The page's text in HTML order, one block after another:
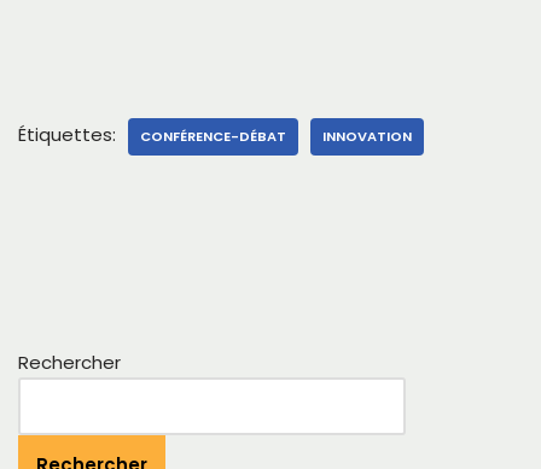
Étiquettes: CONFÉRENCE-DÉBAT INNOVATION
Rechercher